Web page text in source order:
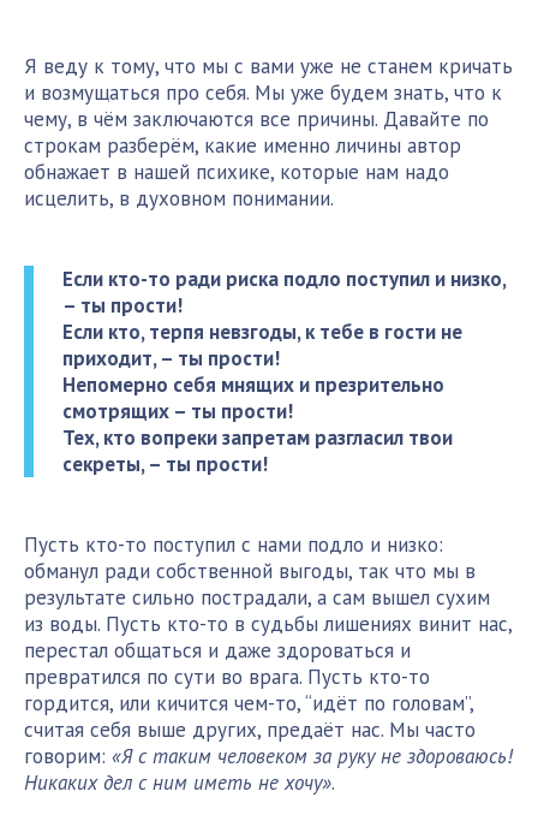
Я веду к тому, что мы с вами уже не станем кричать
и возмущаться про себя. Мы уже будем знать, что к
чему, в чём заключаются все причины. Давайте по
строкам разберём, какие именно личины автор
обнажает в нашей психике, которые нам надо
исцелить, в духовном понимании.
Если кто-то ради риска подло поступил и низко,
– ты прости!
Если кто, терпя невзгоды, к тебе в гости не
приходит, – ты прости!
Непомерно себя мнящих и презрительно
смотрящих – ты прости!
Тех, кто вопреки запретам разгласил твои
секреты, – ты прости!
Пусть кто-то поступил с нами подло и низко:
обманул ради собственной выгоды, так что мы в
результате сильно пострадали, а сам вышел сухим
из воды. Пусть кто-то в судьбы лишениях винит нас,
перестал общаться и даже здороваться и
превратился по сути во врага. Пусть кто-то
гордится, или кичится чем-то, “идёт по головам”,
считая себя выше других, предаёт нас. Мы часто
говорим: «Я с таким человеком за руку не здороваюсь!
Никаких дел с ним иметь не хочу».